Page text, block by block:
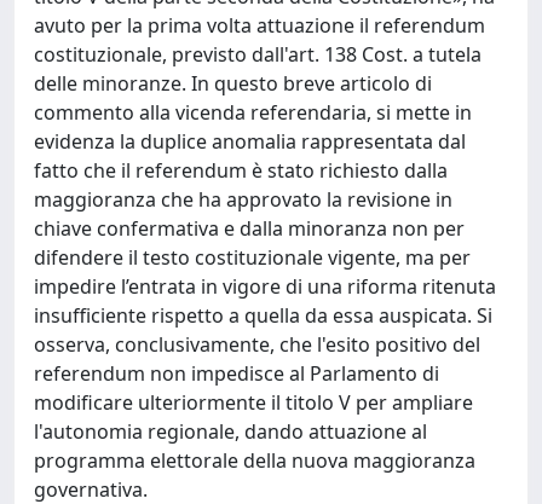
avuto per la prima volta attuazione il referendum
costituzionale, previsto dall'art. 138 Cost. a tutela
delle minoranze. In questo breve articolo di
commento alla vicenda referendaria, si mette in
evidenza la duplice anomalia rappresentata dal
fatto che il referendum è stato richiesto dalla
maggioranza che ha approvato la revisione in
chiave confermativa e dalla minoranza non per
difendere il testo costituzionale vigente, ma per
impedire l’entrata in vigore di una riforma ritenuta
insufficiente rispetto a quella da essa auspicata. Si
osserva, conclusivamente, che l'esito positivo del
referendum non impedisce al Parlamento di
modificare ulteriormente il titolo V per ampliare
l'autonomia regionale, dando attuazione al
programma elettorale della nuova maggioranza
governativa.